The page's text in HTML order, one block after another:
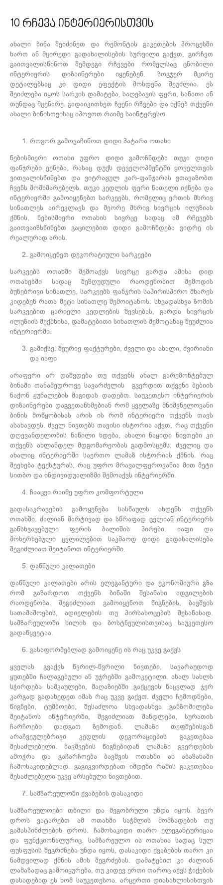
10 რჩევა ინტერიერისთვის
ახალი ბინა შეიძინეთ და რემონტის გაკეთების პროცესში
ხართ ან მცირედი გადახალისების სურვილი გაქვთ, გირჩვთ
გაითვალისწინოთ შემდეგი რჩევები რომელსაც ცნობილი
ინტერიერის დიზაინერები იყენებენ. ზოგჯერ მცირე
დეტალებსაც კი დიდი ეფექტის მოხდენა შეუძლია. ეს
შეიძლება იყოს სარკის დამატება, საღებავის ფერი, სანათი ან
თუნდაც მცენარე. გადაიკითხეთ ჩვენი რჩვები და იქნებ თქვენი
ახალი ბინისთვისაც იპოვოთ რაიმე საინტერესო
როგორ გამოვაჩინოთ დიდი პატარა ოთახი
ნებისმიერი ოთახი უფრო დიდი გამოჩნდება თუკი დიდი
ფანჯრები ექნება, რასაც დუქს დეველოპმენტში ყოველთვის
ვითვალისწინებთ და ვიტრაჟულ კარ-ფანჯარას ვთავაზობთ
ჩვენს მომხმარებელს. თუკი კედლის ფერი ნათელი იქნება და
ინტერიერში გამოიყენებთ სარკეებს, რომელიც ერთის მხრივ
სინათლეს აირეკლავს და მეორე მხრივ სივრცის ილუზიას
ქმნის, ნებისმიერი ოთახის სივრცე სადაც ამ რჩევებს
გაითვაიზსწინებთ გაცილებით დიდი გამოჩნდება ვიდრე ის
რეალურად არის.
გამოიყენეთ დეკორატიული სარკეები
სარკეებს ოთახში შემოაქვს სივრცე გარდა ამისა დიდ
ოთახებში სადაც შეზღუდული რაოდენობით შემოდის
ბუნებრივი სინათლე, სარკეებს ფანჯრის საპირისპირო მხარეს
კიდებენ რათა მეტი სინათლე შემოიტანოს. სხვადასხვა ზომის
სარკეებით ცარიელი კედლების შევსებას, გარდა სივრცის
ილუზიის შექმნისა, დამატებითი სინათლის შემოტანაც შეუძლია
ინტერიერში.
გამიქსე: შეურიე ფაქტურები, ძველი და ახალი, ძვირიანი
და იაფი
არაფერი არ დაშვდება თუ თქვენს ახალ გარემონტებულ
ბინაში თანამედროვე სავარძელის გვერდით თქვენი ბებიის
ნაქონ ჟუნალების მაგიდას დადებთ. საუკეთესო ინტერიერის
დიზაინერები დაგვეთანხმებიან რომ ყველაზე მნიშვნელოვანი
ბინის მოწყობისას არის ის რომ ინტერიერი თქვენს თავს
ასახავდეს. ძველ ნივთებს თავისი ისტორია აქვთ, რაც თქვენი
დღევანდელობის ნაწილი ხდება, ახალი ნაყიდი ნივთები კი
თქვენს ახლანდელ მდგომარეობას გადმოსცემს, ძველიც და
ახალიც ინტერიერში საერთო ლამაზ ისტორიას ქმნის. რაც
შეეხება ტექსტურას, რაც უფრო მრავალფეროვანია მით მეტი
სითბო და ინდივიდუალიზმი შემოაქვს ინტერიერში.
ჩააცვი რაიმე უფრო კომფორტული
გადასაკრავების გამოყენება სასწაულს ახდენს თქვენს
ოთახში. ძალიან მარტივად და სწრაფად ცვლიან ინტერიერს
განსხვავებული ფერის ბალიშის პირები. იაფი და
მოხერხებული ცვლილებით საკმაოდ დიდი გადახალისება
შეგიძლიათ შეიტანოთ ინტერიერში.
დაწნული კალათები
დაწნული კალათები არის ელეგანტური და ეკონომიური გზა
რომ გაზარდოთ თქვენს ბინაში შესანახი ადგილების
რაოდენობა. შეგიძლიათ გამოიყენოთ წიგნების, ბავშვის
სათამაშოების, ადიელების თუ პირსახოცების შესანახად.
სამზარეულოში ხილის და ბოსტნეულისთვისაც საუკეთესო
გადაწყვეტაა.
გასაფორმებლად გამოიყენე ის რაც უკვე გაქვს
ყველას გვაქვს წვრილ-წვრილი ნივთები, სავარაუდოდ
ყუთებში ჩალაგებული ან უჯრებში გამოკეტილი. ახალ სახლს
სჭირდება სამკაულები, მაღაზიებში გაქცევის ნაცვლად ჯერ
კარგად გადახედეთ იმას რაც უკვე გაქვთ. ძველი ჩემოდნები,
წიგნები, ტუმბოები, შესაძლოა სხვადასხვა განზომილება
შეიტანოს ინტერიერში, შეგიძლიათ შანდლები, სურათის
ჩარჩოები დადგათ ზემოდან. ლამაზი თეფშებისგან
არაჩვეულებრივი კედლის დეკორაციების გაკეთებაა
შესაძლებელი. ბავშვების წიგნებიდან ლამაზი გვერდების
ამოჭრა და გაჩარჩოება ბავშვის ოთახში ან აბაზანაში
ჩამოსაკიდებლად. გაგიკვირდებათ იმდენი რამის გაკეთებაა
შესაძლებელი უკვე არსებული ნივთებით.
სამზარეულოში ქვაბების დასაკიდი
სამზარეულოები თბილი და მეგობრული უნდა იყოს. ბევრ
დროს ვატარებთ ამ ოთახში საჭმლის მომზადების თუ
გამასპინძლების დროს. ჩამოსაკიდი თარო ელეგანტურიცაა
და ფუნქციონალურიც. სამზარეულო ის ოთახია სადაც სულ
ფუსფუსის შეგრძნება უნდა იყოს, დასაკიდი ქვაბების თარო კი
ნამდვილად ქმნის ამის შეგრძებას. დამატებით კი ძალიან
ლამაზადაც გამოიყურება, თუ კიდევ ერთი თაროც აქვს ჭიქების
დასადებად ეს ხომ საუკეთესოა. არცერთი დიასახლისისთვის